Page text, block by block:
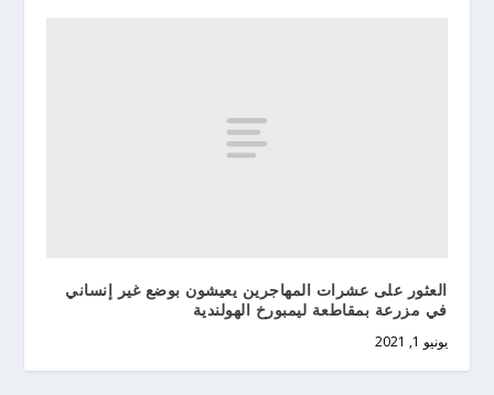
العثور على عشرات المهاجرين يعيشون بوضع غير إنساني
في مزرعة بمقاطعة ليمبورخ الهولندية
يونيو 1, 2021